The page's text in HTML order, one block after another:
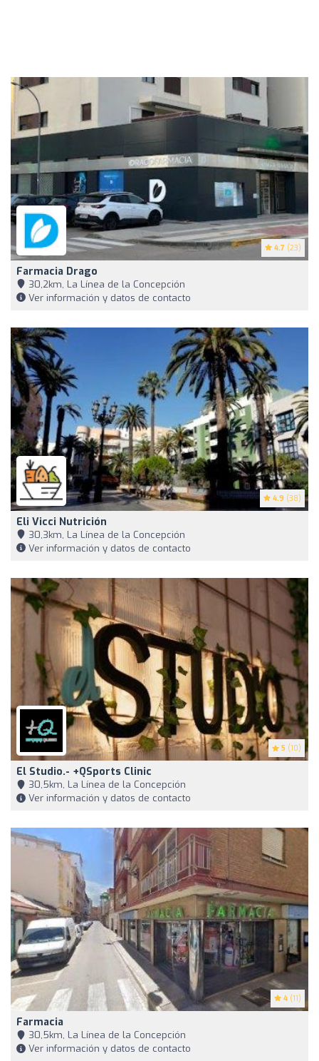
4.7 (23)
Farmacia Drago
30,2km, La Línea de la Concepción
Ver información y datos de contacto
4.9 (38)
Eli Vicci Nutrición
30,3km, La Línea de la Concepción
Ver información y datos de contacto
5 (10)
El Studio.- +QSports Clinic
30,5km, La Línea de la Concepción
Ver información y datos de contacto
4 (11)
Farmacia
30,5km, La Línea de la Concepción
Ver información y datos de contacto